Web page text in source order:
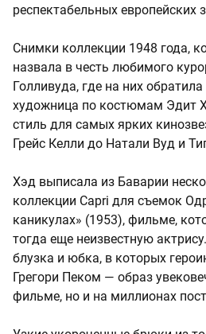
респектабельных европейских
Снимки коллекции 1948 года,
назвала в честь любимого
Голливуда, где на них
художница по костюмам Эдит
стиль для самых ярких
Грейс Келли до Натали Вуд и
Хэд выписала из Баварии
коллекции Capri для съемок
каникулах» (1953), фильме,
тогда еще неизвестную
блузка и юбка, в которых
Грегори Пеком — образ
фильме, но и на миллионах